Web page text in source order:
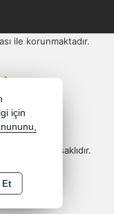
ile korunmaktadır.
hakları saklıdır.
için
Et